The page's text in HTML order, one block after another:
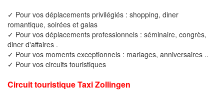
✓ Pour vos déplacements privilégiés : shopping, diner
romantique, soirées et galas
✓ Pour vos déplacements professionnels : séminaire, congrès,
diner d'affaires .
✓ Pour vos moments exceptionnels : mariages, anniversaires ..
✓ Pour vos circuits touristiques
Circuit touristique Taxi Zollingen